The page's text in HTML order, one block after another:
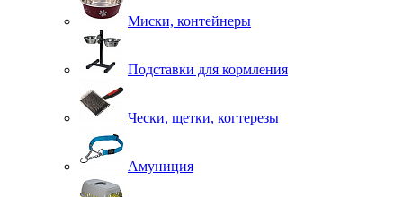
Миски, контейнеры
Подставки для кормления
Чески, щетки, когтерезы
Амуниция